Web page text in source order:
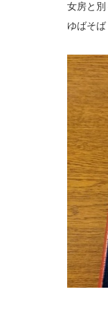
女房と別
ゆばそ